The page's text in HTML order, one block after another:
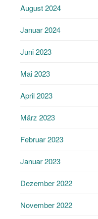
August 2024
Januar 2024
Juni 2023
Mai 2023
April 2023
März 2023
Februar 2023
Januar 2023
Dezember 2022
November 2022